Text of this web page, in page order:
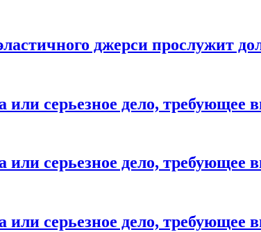
джерси прослужит
серьезное дело, требующее
серьезное дело, требующее
серьезное дело, требующее